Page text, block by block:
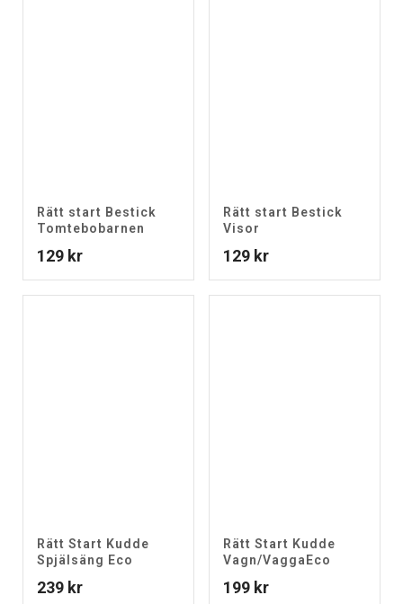
Rätt start Bestick
Tomtebobarnen
129 kr
Rätt start Bestick
Visor
129 kr
Rätt Start Kudde
Spjälsäng Eco
239 kr
Rätt Start Kudde
Vagn/VaggaEco
199 kr